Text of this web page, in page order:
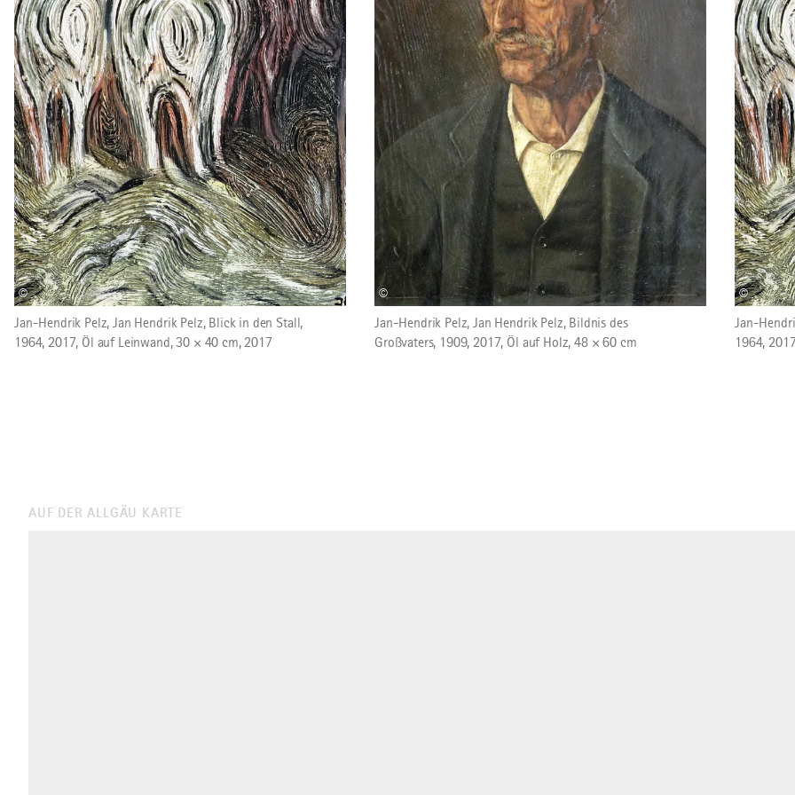
©
Jan-Hendrik Pelz, Jan Hendrik Pelz, Blick in den Stall,
1964, 2017, Öl auf Leinwand, 30 × 40 cm, 2017
©
Jan-Hendrik Pelz, Jan Hendrik Pelz, Bildnis des
Großvaters, 1909, 2017, Öl auf Holz, 48 × 60 cm
©
Jan-
1964,
AUF DER ALLGÄU KARTE